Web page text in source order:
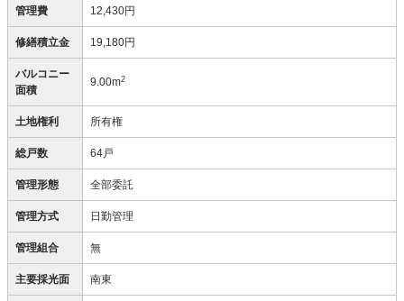
管理費 12,430円
修繕積立金 19,180円
バルコニー
面積
9.00m2
土地権利 所有権
総戸数 64戸
管理形態 全部委託
管理方式 日勤管理
管理組合 無
主要採光面 南東